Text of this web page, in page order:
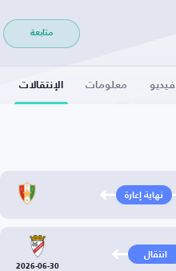
متابعة
فيديو معلومات الإنتقالات
نهاية إعارة
انتقال
2026-06-30